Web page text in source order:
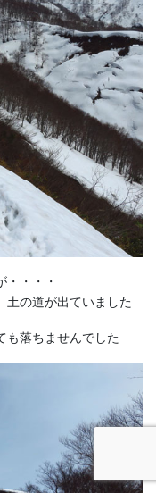
・・・・
土の道が出ていました
も落ちませんでした